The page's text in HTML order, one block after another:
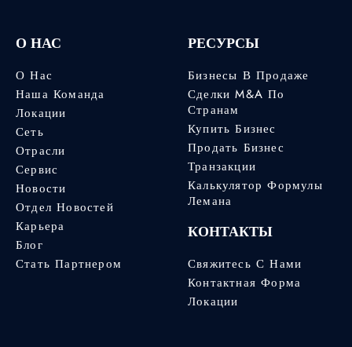
О НАС
О Нас
Наша Команда
Локации
Сеть
Отрасли
Сервис
Новости
Отдел Новостей
Карьера
Блог
Стать Партнером
РЕСУРСЫ
Бизнесы В Продаже
Сделки M&A По
Странам
Купить Бизнес
Продать Бизнес
Транзакции
Калькулятор Формулы
Лемана
КОНТАКТЫ
Свяжитесь С Нами
Контактная Форма
Локации